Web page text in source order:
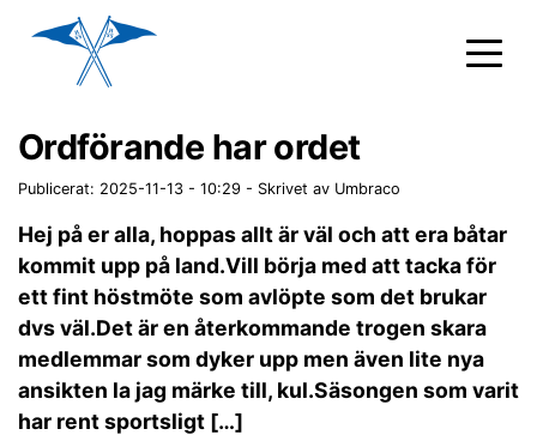
Ordförande har ordet
Publicerat: 2025-11-13 - 10:29 - Skrivet av Umbraco
Hej på er alla, hoppas allt är väl och att era båtar
kommit upp på land.Vill börja med att tacka för
ett fint höstmöte som avlöpte som det brukar
dvs väl.Det är en återkommande trogen skara
medlemmar som dyker upp men även lite nya
ansikten la jag märke till, kul.Säsongen som varit
har rent sportsligt […]